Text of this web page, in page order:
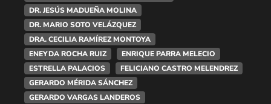
DR. JESÚS MADUEÑA MOLINA
DR. MARIO SOTO VELÁZQUEZ
DRA. CECILIA RAMÍREZ MONTOYA
ENEYDA ROCHA RUIZ
ENRIQUE PARRA MELECIO
ESTRELLA PALACIOS
FELICIANO CASTRO MELENDREZ
GERARDO MÉRIDA SÁNCHEZ
GERARDO VARGAS LANDEROS